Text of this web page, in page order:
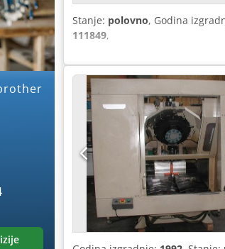
Stanje: polovno, Godina
111849,